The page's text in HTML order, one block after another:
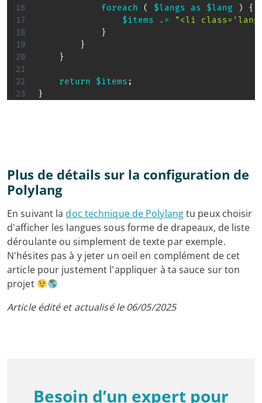
foreach ( $langs as $lang )
{
$items
.=
"<li
}
}
}
return $items ;
}
Plus de détails sur la configuration de
Polylang
En suivant la doc technique de Polylangtu peux choisir
d'afficher les langues sous forme de drapeaux, de liste
déroulante ou simplement de texte par exemple.
N'hésites pas à y jeter un oeil en complément de cet
article pour justement l'appliquer à ta sauce sur ton
projet
Article édité et actualisé le 06/05/2025
Besoin d’un expert pour